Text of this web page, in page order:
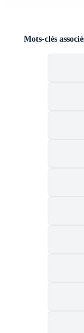
Mots-clés